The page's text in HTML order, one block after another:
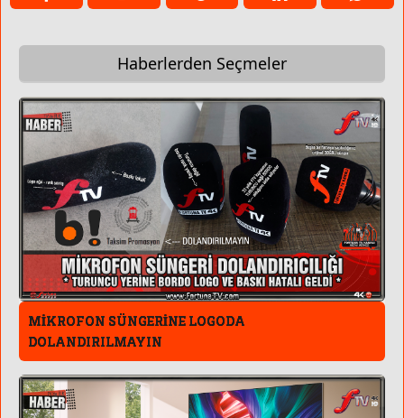
Haberlerden Seçmeler
MİKROFON SÜNGERİNE LOGODA
DOLANDIRILMAYIN